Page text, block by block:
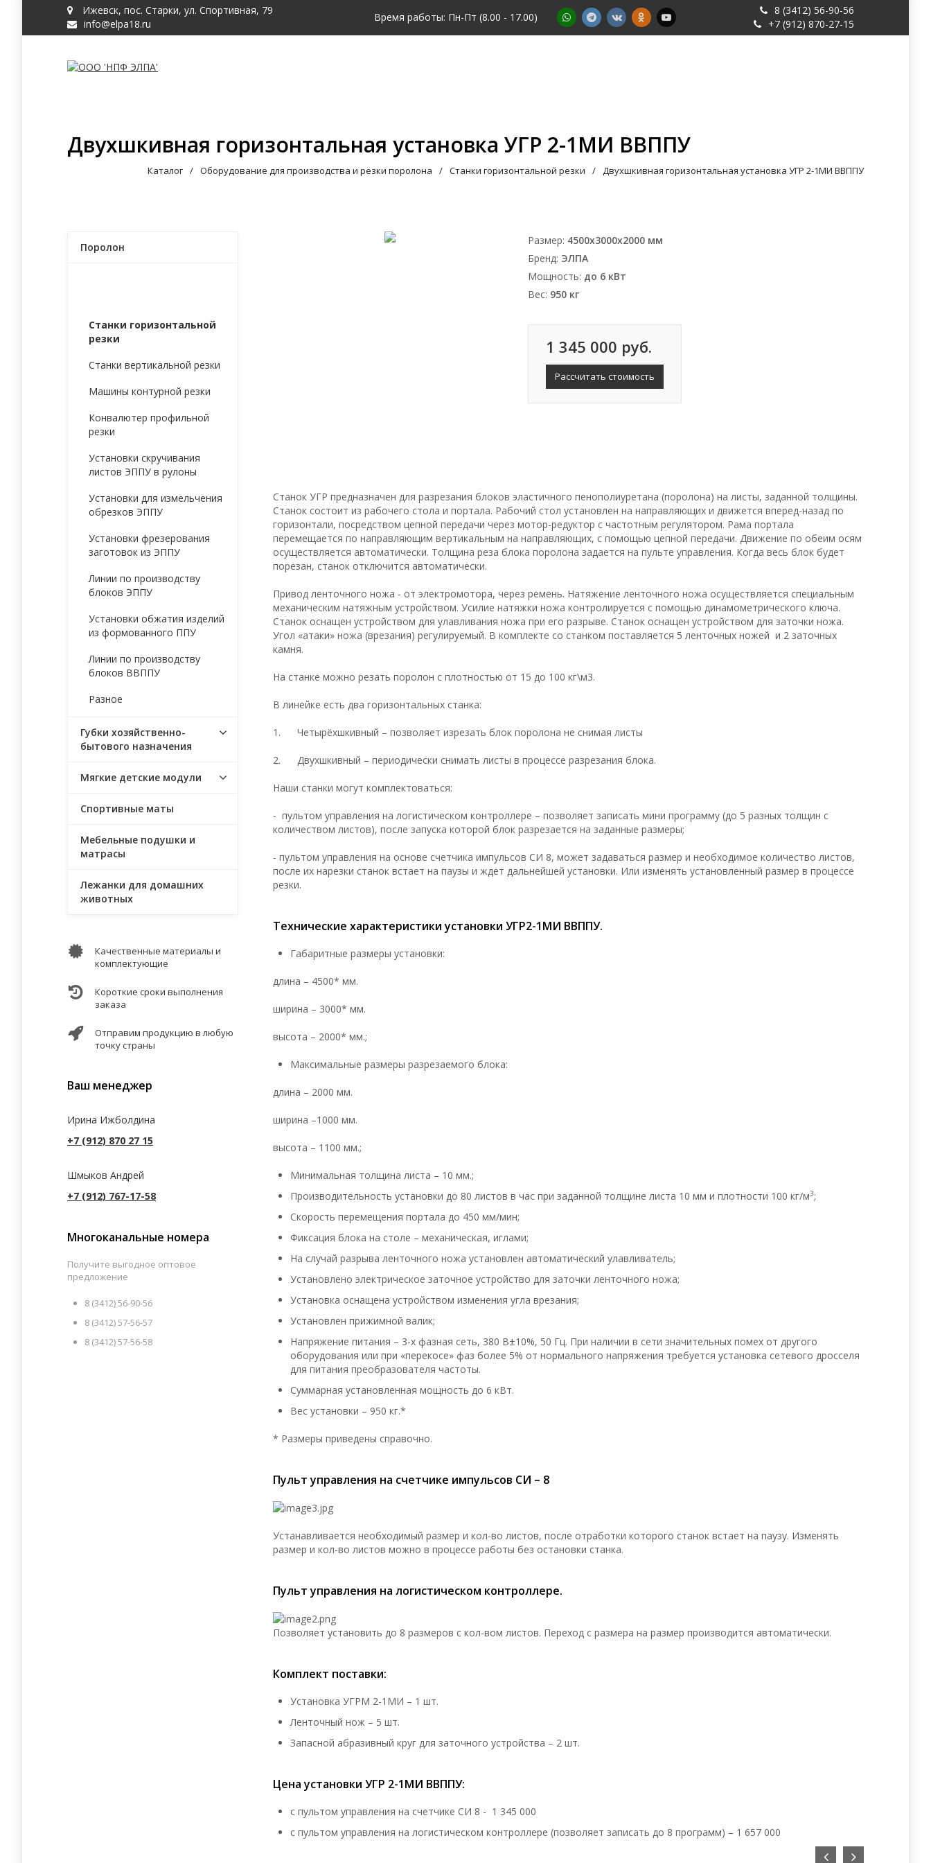
Ижевск, пос. Старки, ул. Спортивная, 79
info@elpa18.ru
Время работы: Пн-Пт (8.00 - 17.00)
8 (3412) 56-90-56
+7 (912) 870-27-15
Двухшкивная горизонтальная установка УГР 2-1МИ ВВППУ
Каталог Оборудование для производства и резки поролона Станки горизонтальной резки Двухшкивная горизонтальная установка УГР 2-1МИ ВВППУ
Размер: 4500х3000х2000 мм
Бренд: ЭЛПА
Мощность: до 6 кВт
Вес: 950 кг
1 345 000 руб.
Рассчитать стоимость
Станок УГР предназначен для разрезания блоков эластичного пенополиуретана (поролона) на листы, заданной толщины.
Станок состоит из рабочего стола и портала. Рабочий стол установлен на направляющих и движется вперед-назад по
горизонтали, посредством цепной передачи через мотор-редуктор с частотным регулятором. Рама портала
перемещается по направляющим вертикальным на направляющих, с помощью цепной передачи. Движение по обеим осям
осуществляется автоматически. Толщина реза блока поролона задается на пульте управления. Когда весь блок будет
порезан, станок отключится автоматически.
Привод ленточного ножа - от электромотора, через ремень. Натяжение ленточного ножа осуществляется специальным
механическим натяжным устройством. Усилие натяжки ножа контролируется с помощью динамометрического ключа.
Станок оснащен устройством для улавливания ножа при его разрыве. Станок оснащен устройством для заточки ножа.
Угол «атаки» ножа (врезания) регулируемый. В комплекте со станком поставляется 5 ленточных ножей и 2 заточных
камня.
На станке можно резать поролон с плотностью от 15 до 100 кг\м3.
В линейке есть два горизонтальных станка:
1. Четырёхшкивный – позволяет изрезать блок поролона не снимая листы
2. Двухшкивный – периодически снимать листы в процессе разрезания блока.
Наши станки могут комплектоваться:
- пультом управления на логистическом контроллере – позволяет записать мини программу (до 5 разных толщин с
количеством листов), после запуска которой блок разрезается на заданные размеры;
- пультом управления на основе счетчика импульсов СИ 8, может задаваться размер и необходимое количество листов,
после их нарезки станок встает на паузы и ждет дальнейшей установки. Или изменять установленный размер в процессе
резки.
Технические характеристики установки УГР2-1МИ ВВППУ.
Габаритные размеры установки:
длина – 4500* мм.
ширина – 3000* мм.
высота – 2000* мм.;
Максимальные размеры разрезаемого блока:
длина – 2000 мм.
ширина –1000 мм.
высота – 1100 мм.;
Минимальная толщина листа – 10 мм.;
Производительность установки до 80 листов в час при заданной толщине листа 10 мм и плотности 100 кг/м3;
Скорость перемещения портала до 450 мм/мин;
Фиксация блока на столе – механическая, иглами;
На случай разрыва ленточного ножа установлен автоматический улавливатель;
Установлено электрическое заточное устройство для заточки ленточного ножа;
Установка оснащена устройством изменения угла врезания;
Установлен прижимной валик;
Напряжение питания – 3-х фазная сеть, 380 В±10%, 50 Гц. При наличии в сети значительных помех от другого
оборудования или при «перекосе» фаз более 5% от нормального напряжения требуется установка сетевого дросселя
для питания преобразователя частоты.
Суммарная установленная мощность до 6 кВт.
Вес установки – 950 кг.*
* Размеры приведены справочно.
Пульт управления на счетчике импульсов СИ – 8
Устанавливается необходимый размер и кол-во листов, после отработки которого станок встает на паузу. Изменять
размер и кол-во листов можно в процессе работы без остановки станка.
Пульт управления на логистическом контроллере.
Позволяет установить до 8 размеров с кол-вом листов. Переход с размера на размер производится автоматически.
Комплект поставки:
Установка УГРМ 2-1МИ – 1 шт.
Ленточный нож – 5 шт.
Запасной абразивный круг для заточного устройства – 2 шт.
Цена установки УГР 2-1МИ ВВППУ:
с пультом управления на счетчике СИ 8 - 1 345 000
с пультом управления на логистическом контроллере (позволяет записать до 8 программ) – 1 657 000
Поролон
Станки горизонтальной
резки
Станки вертикальной резки
Машины контурной резки
Конвалютер профильной
резки
Установки скручивания
листов ЭППУ в рулоны
Установки для измельчения
обрезков ЭППУ
Установки фрезерования
заготовок из ЭППУ
Линии по производству
блоков ЭППУ
Установки обжатия изделий
из формованного ППУ
Линии по производству
блоков ВВППУ
Разное
Губки хозяйственно-
бытового назначения
Мягкие детские модули
Спортивные маты
Мебельные подушки и
матрасы
Лежанки для домашних
животных
Качественные материалы и
комплектующие
Короткие сроки выполнения
заказа
Отправим продукцию в любую
точку страны
Ваш менеджер
Ирина Ижболдина
+7 (912) 870 27 15
Шмыков Андрей
+7 (912) 767-17-58
Многоканальные номера
Получите выгодное оптовое
предложение
8 (3412) 56-90-56
8 (3412) 57-56-57
8 (3412) 57-56-58